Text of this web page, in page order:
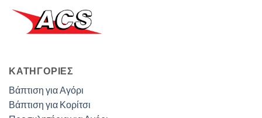
ΚΑΤΗΓΟΡΊΕΣ
Βάπτιση για Αγόρι
Βάπτιση για Κορίτσι